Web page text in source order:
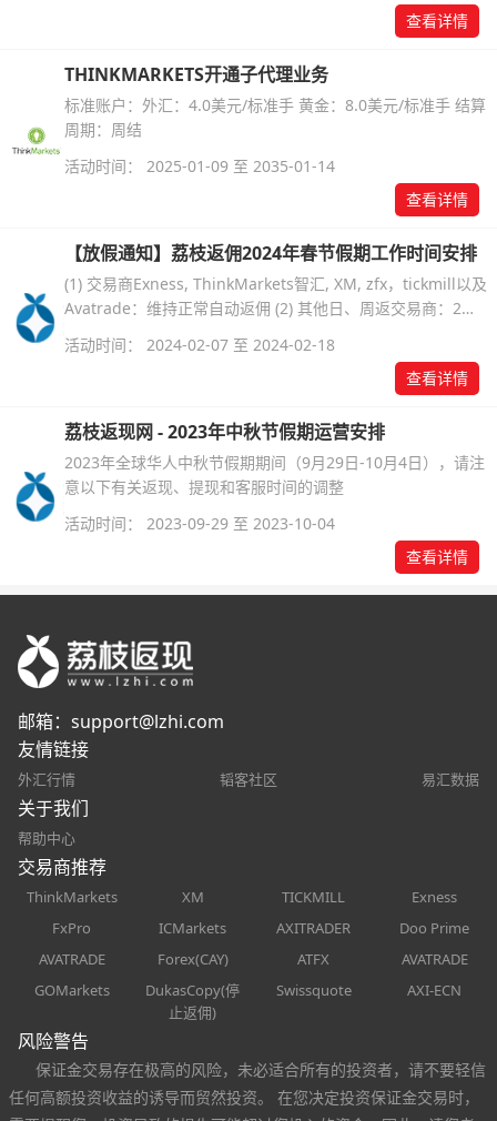
查看详情
THINKMARKETS开通子代理业务
标准账户：外汇：4.0美元/标准手 黄金：8.0美元/标准手 结算
周期：周结
活动时间： 2025-01-09 至 2035-01-14
查看详情
【放假通知】荔枝返佣2024年春节假期工作时间安排
(1) 交易商Exness, ThinkMarkets智汇, XM, zfx，tickmill以及
Avatrade：维持正常自动返佣 (2) 其他日、周返交易商：2月
10日-2月18日期间暂停，2024年2月19日（周一）后恢复正常
返佣
活动时间： 2024-02-07 至 2024-02-18
查看详情
荔枝返现网 - 2023年中秋节假期运营安排
2023年全球华人中秋节假期期间（9月29日-10月4日），请注
意以下有关返现、提现和客服时间的调整
活动时间： 2023-09-29 至 2023-10-04
查看详情
邮箱： support@lzhi.com
友情链接
外汇行情 韬客社区 易汇数据
关于我们
帮助中心
交易商推荐
ThinkMarkets XM TICKMILL
Exness
FxPro
ICMarkets AXITRADER
Doo Prime
AVATRADE
Forex(CAY) ATFX
AVATRADE
GOMarkets
DukasCopy(停
止返佣)
Swissquote AXI-ECN
风险警告
保证金交易存在极高的风险，未必适合所有的投资者，请不要轻信
任何高额投资收益的诱导而贸然投资。 在您决定投资保证金交易时，